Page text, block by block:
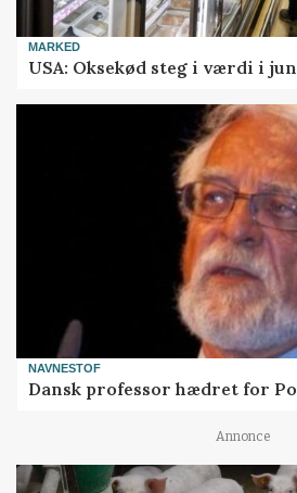
MARKED
USA: Oksekød steg i værdi i
NAVNESTOF
Dansk professor hædret for
Annonce